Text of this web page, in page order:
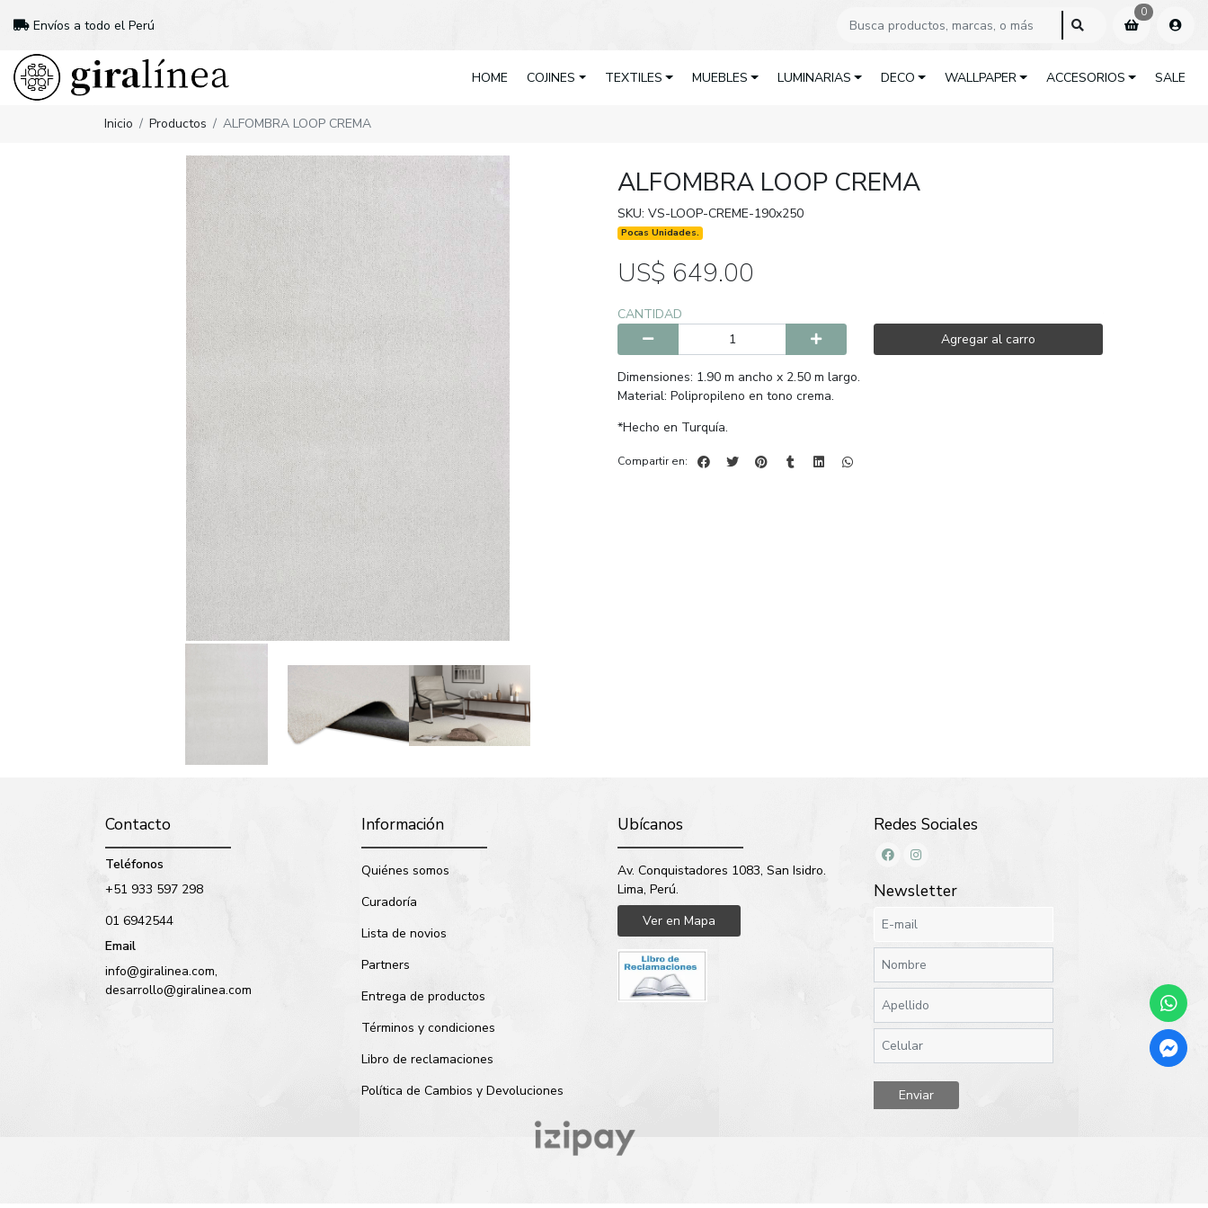
Envíos a todo el Perú
0
HOME COJINES TEXTILES MUEBLES LUMINARIAS DECO WALLPAPER ACCESORIOS SALE
Inicio Productos ALFOMBRA LOOP CREMA
ALFOMBRA LOOP CREMA
SKU: VS-LOOP-CREME-190x250
Pocas Unidades.
US$ 649.00
CANTIDAD
Agregar al carro
Dimensiones: 1.90 m ancho x 2.50 m largo.
Material: Polipropileno en tono crema.
*Hecho en Turquía.
Compartir en:
Contacto
Teléfonos
+51 933 597 298
01 6942544
Email
info@giralinea.com,
desarrollo@giralinea.com
Información
Quiénes somos
Curadoría
Lista de novios
Partners
Entrega de productos
Términos y condiciones
Libro de reclamaciones
Política de Cambios y Devoluciones
Ubícanos
Av. Conquistadores 1083, San Isidro.
Lima, Perú.
Ver en Mapa
Redes Sociales
Newsletter
Enviar